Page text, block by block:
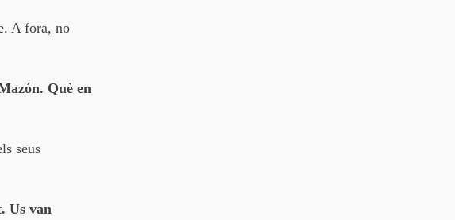
A fora, no
Què en
seus
Us van